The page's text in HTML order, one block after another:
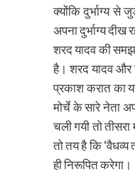
क्योंकि दुर्भाग्य से
अपना दुर्भाग्य
शरद यादव की
है। शरद यादव और
प्रकाश करात का
मोर्चे के सारे नेता
चली गयी तो तीसरा
तो तय है कि
ही निरूपित करेगा।